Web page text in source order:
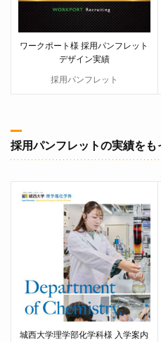
ワークポート様 採用パンフレット
デザイン実績
採用パンフレット
採用パンフレットの実績をも
城西大学理学部化学科様 入学案内